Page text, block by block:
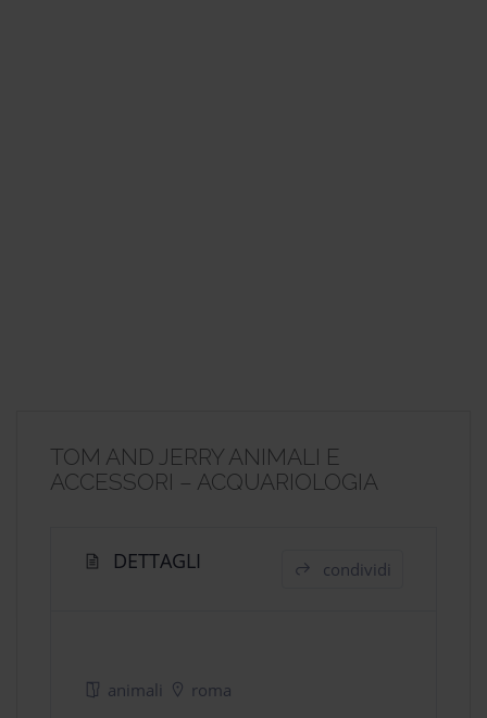
TOM AND JERRY ANIMALI E
ACCESSORI – ACQUARIOLOGIA
DETTAGLI condividi
animali roma